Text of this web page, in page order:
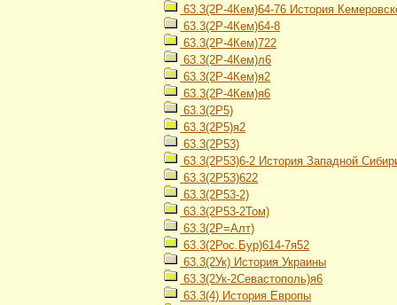
63.3(2Р-4Кем)64-76 История
63.3(2Р-4Кем)64-8
63.3(2Р-4Кем)722
63.3(2Р-4Кем)л6
63.3(2Р-4Кем)я2
63.3(2Р-4Кем)я6
63.3(2Р5)
63.3(2Р5)я2
63.3(2Р53)
63.3(2Р53)6-2 История Западной
63.3(2Р53)622
63.3(2Р53-2)
63.3(2Р53-2Том)
63.3(2Р=Алт)
63.3(2Рос.Бур)614-7я52
63.3(2Ук) История Украины
63.3(2Ук-2Севастополь)я6
63.3(4) История Европы